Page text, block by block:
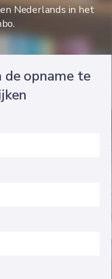
Nederlands in het
opname te